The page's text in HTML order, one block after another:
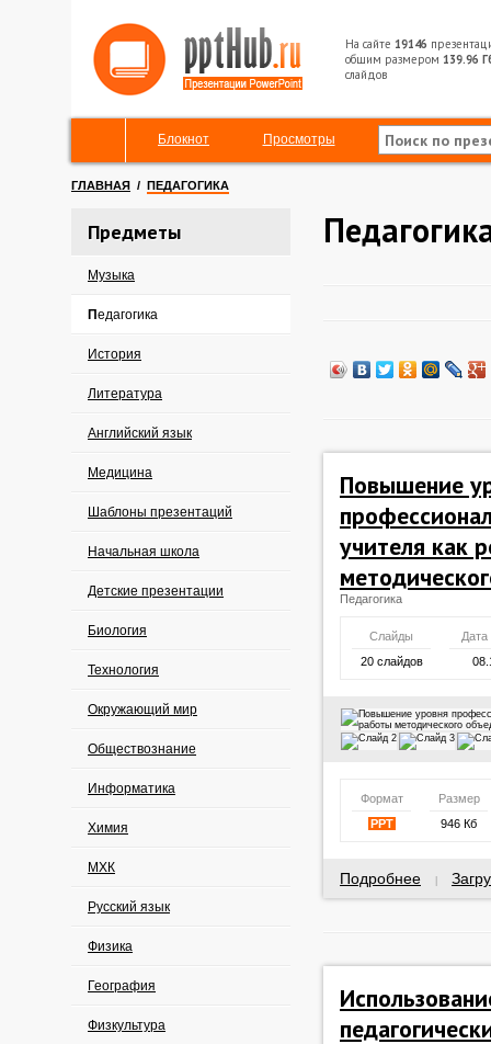
На сайте 19146
общим размером 139.96
слайдов
Блокнот Просмотры
ГЛАВНАЯ / ПЕДАГОГИКА
Предметы
Музыка
Педагогика
История
Литература
Английский язык
Медицина
Шаблоны презентаций
Начальная школа
Детские презентации
Биология
Технология
Окружающий мир
Обществознание
Информатика
Химия
МХК
Русский язык
Физика
География
Физкультура
Повышение
учителя как
Педагогика
Слайды
Дата
20 слайдов
Формат
Размер
PPT
946 Кб
Подробнее